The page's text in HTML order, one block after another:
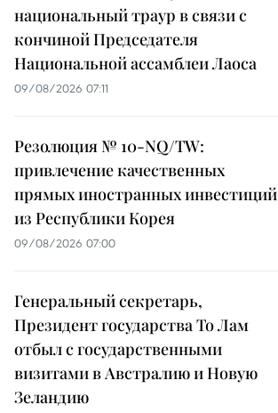
национальный траур в связи с
кончиной Председателя
Национальной ассамблеи Лаоса
09/08/2026 07:11
Резолюция № 10-NQ/TW:
привлечение качественных
прямых иностранных инвестиций
из Республики Корея
09/08/2026 07:00
Генеральный секретарь,
Президент государства То Лам
отбыл с государственными
визитами в Австралию и Новую
Зеландию